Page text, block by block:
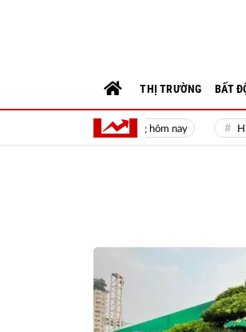
Giá vàng hôm nay Hiền
THỊ TRƯỜNG BẤT